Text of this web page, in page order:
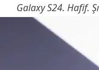
Galaxy S24. Hafif.